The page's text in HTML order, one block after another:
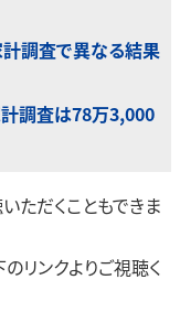
調査で異なる結果
調査は78万3,000
ただくこともできま
リンクよりご視聴く